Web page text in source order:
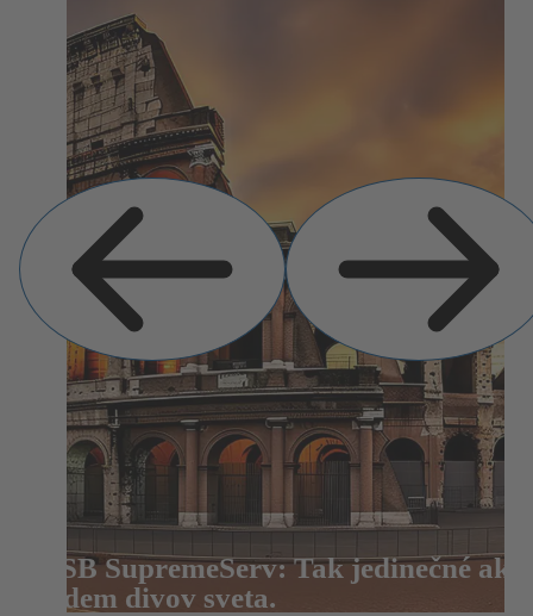
KSB SupremeServ: Tak jedinečné ako
sedem divov sveta.
Previous
Slide
Slide